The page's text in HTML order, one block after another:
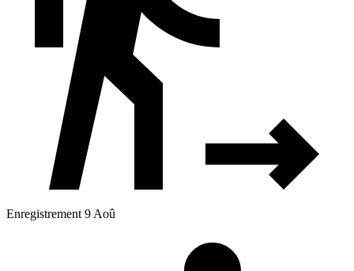
Enregistrement 9 Aoû